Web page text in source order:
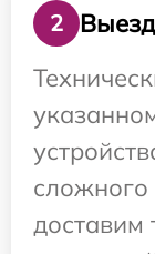
2
доставим